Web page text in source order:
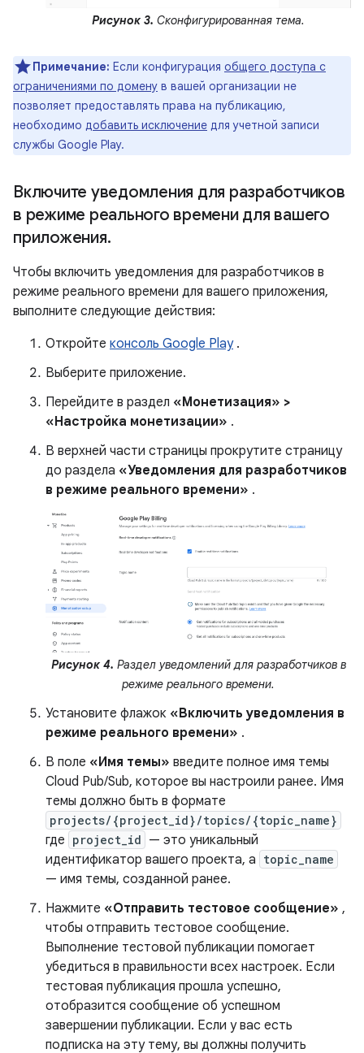
Рисунок 3. Сконфигурированная тема.
Примечание: Если конфигурация общего доступа с
ограничениями по домену в вашей организации не
позволяет предоставлять права на публикацию,
необходимо добавить исключение для учетной записи
службы Google Play.
Включите уведомления для разработчиков
в режиме реального времени для вашего
приложения.
Чтобы включить уведомления для разработчиков в
режиме реального времени для вашего приложения,
выполните следующие действия:
Откройте консоль Google Play.
Выберите приложение.
Перейдите в раздел «Монетизация» >
«Настройка монетизации» .
В верхней части страницы прокрутите страницу
до раздела «Уведомления для разработчиков
в режиме реального времени» .
Рисунок 4. Раздел уведомлений для разработчиков в
режиме реального времени.
Установите флажок «Включить уведомления в
режиме реального времени» .
В поле «Имя темы» введите полное имя темы
Cloud Pub/Sub, которое вы настроили ранее. Имя
темы должно быть в формате
projects/{project_id}/topics/{topic_name}
где project_id — это уникальный
идентификатор вашего проекта, а topic_name
— имя темы, созданной ранее.
Нажмите «Отправить тестовое сообщение» ,
чтобы отправить тестовое сообщение.
Выполнение тестовой публикации помогает
убедиться в правильности всех настроек. Если
тестовая публикация прошла успешно,
отобразится сообщение об успешном
завершении публикации. Если у вас есть
подписка на эту тему, вы должны получить